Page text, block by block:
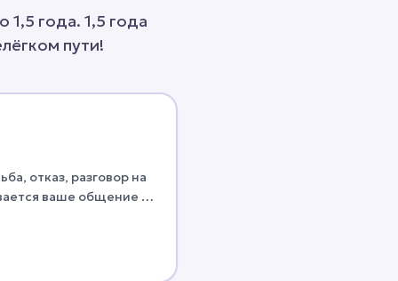
года. 1,5 года
пути!
отказ, разговор на
ваше общение и